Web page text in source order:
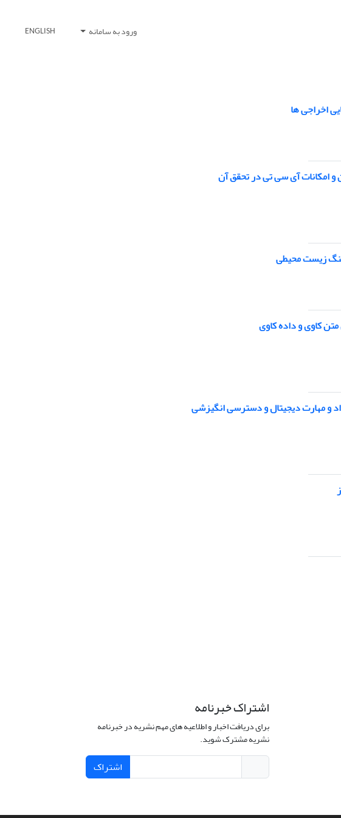
ورود به سامانه ENGLISH
اخراجی ها
امکانات آی سی تی در تحقق آن
زیست محیطی
کاوی و داده کاوی
و مهارت دیجیتال و دسترسی انگیزشی
اشتراک خبرنامه
برای دریافت اخبار و اطلاعیه های مهم نشریه در خبرنامه
نشریه مشترک شوید.
اشتراک